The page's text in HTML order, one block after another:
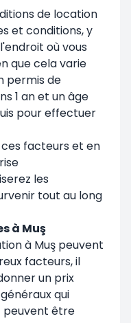
de location
et conditions, y
où vous
que cela varie
permis de
1 an et un âge
pour effectuer
facteurs et en
les
tout au long
à Muş
à Muş peuvent
facteurs, il
un prix
qui
peuvent être